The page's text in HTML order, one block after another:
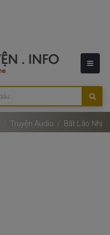
Truyện Audio Bất Lão Nhị